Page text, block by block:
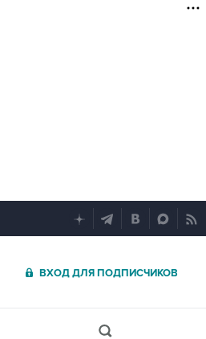
ВХОД ДЛЯ ПОДПИСЧИКОВ